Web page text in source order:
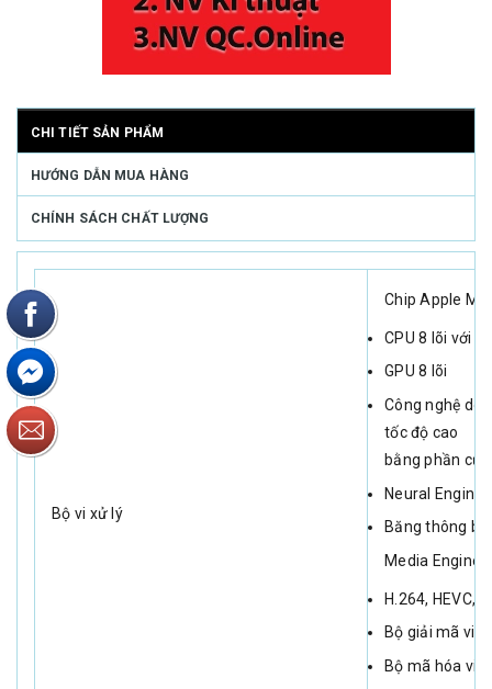
CHI TIẾT SẢN PHẨM
HƯỚNG DẪN MUA HÀNG
CHÍNH SÁCH CHẤT LƯỢNG
Bộ vi xử lý
Chip Apple M3
CPU 8 lõi với 4
GPU 8 lõi
Công nghệ dò
tốc độ cao
bằng phần
Neural Engine
Băng thông
Media Engine
H.264, HEVC,
Bộ giải mã
Bộ mã hóa